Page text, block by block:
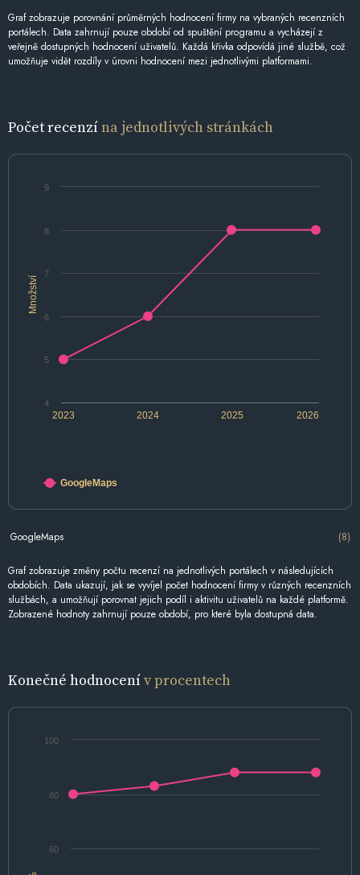
Graf zobrazuje porovnání průměrných hodnocení firmy na vybraných recenzních
portálech. Data zahrnují pouze období od spuštění programu a vycházejí z
veřejně dostupných hodnocení uživatelů. Každá křivka odpovídá jiné službě, což
umožňuje vidět rozdíly v úrovni hodnocení mezi jednotlivými platformami.
Počet recenzína jednotlivých stránkách
Množství
2024 2026
2023 2025
4
5
6
7
8
9
GoogleMaps
GoogleMaps (8)
Graf zobrazuje změny počtu recenzí na jednotlivých portálech v následujících
obdobích. Data ukazují, jak se vyvíjel počet hodnocení firmy v různých recenzních
službách, a umožňují porovnat jejich podíl i aktivitu uživatelů na každé platformě.
Zobrazené hodnoty zahrnují pouze období, pro které byla dostupná data.
Konečné hodnocenív procentech
60
80
100